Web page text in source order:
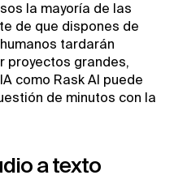
la mayoría de las
de que dispones de
tardarán
proyectos grandes,
como Rask AI puede
de minutos con la
a texto